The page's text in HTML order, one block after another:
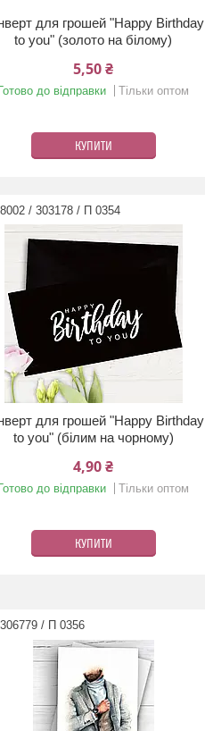
для грошей "Happy Birthday
to you" (золото на білому)
5,50 ₴
Готово до відправки Тільки оптом
КУПИТИ
8002 / 303178 / П 0354
для грошей "Happy Birthday
to you" (білим на чорному)
4,90 ₴
Готово до відправки Тільки оптом
КУПИТИ
306779 / П 0356